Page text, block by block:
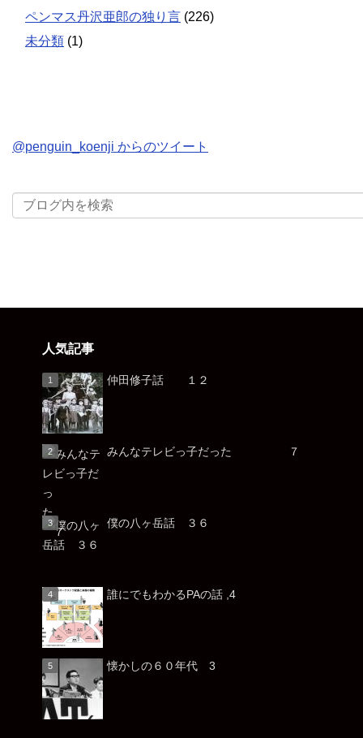
ペンマス丹沢亜郎の独り言 (226)
未分類 (1)
@penguin_koenji からのツイート
人気記事
仲田修子話 １２
みんなテレビっ子だった ７
僕の八ヶ岳話 ３６
誰にでもわかるPAの話 ,4
懐かしの６０年代 3